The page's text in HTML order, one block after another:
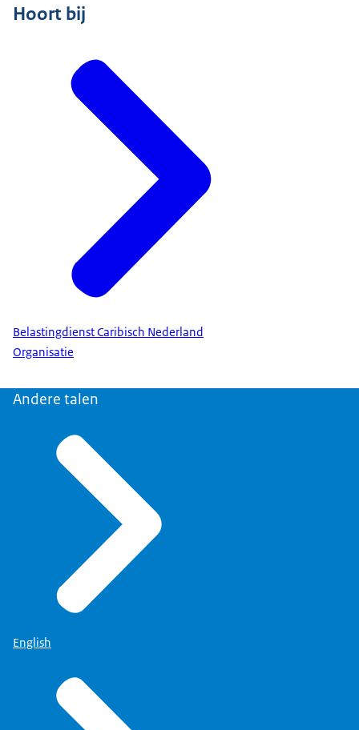
Hoort bij
Belastingdienst Caribisch Nederland
Organisatie
Andere talen
English